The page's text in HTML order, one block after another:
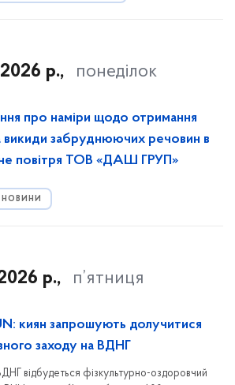
р., понеділок
про наміри щодо отримання
викиди забруднюючих речовин в
повітря ТОВ «ДАШ ГРУП»
р., п’ятниця
киян запрошують долучитися
заходу на ВДНГ
відбудеться фізкультурно-оздоровчий